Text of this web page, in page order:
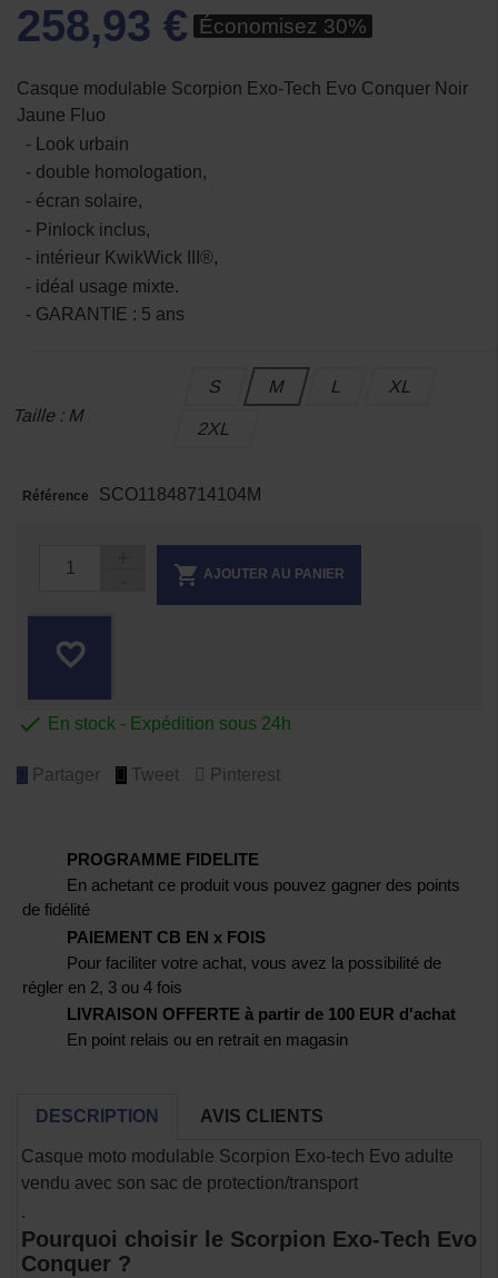
258,93 € Économisez 30%
Casque modulable Scorpion Exo-Tech Evo Conquer Noir
Jaune Fluo
- Look urbain
- double homologation,
- écran solaire,
- Pinlock inclus,
- intérieur KwikWick III®,
- idéal usage mixte.
- GARANTIE : 5 ans
Taille : M
S M L XL
2XL
Référence SCO11848714104M
 AJOUTER AU PANIER
favorite_border
 En stock - Expédition sous 24h
Partager Tweet Pinterest
PROGRAMME FIDELITE
En achetant ce produit vous pouvez gagner des points
de fidélité
PAIEMENT CB EN x FOIS
Pour faciliter votre achat, vous avez la possibilité de
régler en 2, 3 ou 4 fois
LIVRAISON OFFERTE à partir de 100 EUR d'achat
En point relais ou en retrait en magasin
DESCRIPTION AVIS CLIENTS
Casque moto modulable Scorpion Exo-tech Evo adulte
vendu avec son sac de protection/transport
.
Pourquoi choisir le Scorpion Exo-Tech Evo
Conquer ?